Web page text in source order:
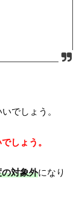
でしょう。
しょう。
対象外になり